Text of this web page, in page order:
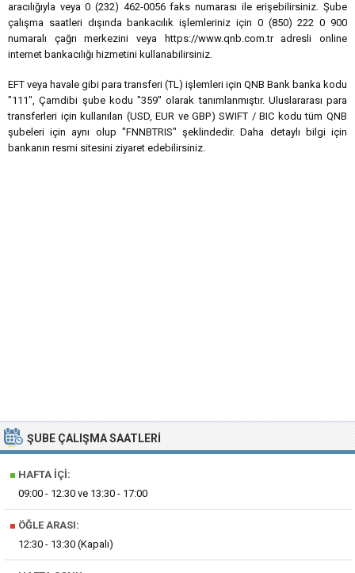
aracılığıyla veya 0 (232) 462-0056 faks numarası ile erişebilirsiniz. Şube
çalışma saatleri dışında bankacılık işlemleriniz için 0 (850) 222 0 900
numaralı çağrı merkezini veya https://www.qnb.com.tr adresli online
internet bankacılığı hizmetini kullanabilirsiniz.
EFT veya havale gibi para transferi (TL) işlemleri için QNB Bank banka kodu
"111", Çamdibi şube kodu "359" olarak tanımlanmıştır. Uluslararası para
transferleri için kullanılan (USD, EUR ve GBP) SWIFT / BIC kodu tüm QNB
şubeleri için aynı olup "FNNBTRIS" şeklindedir. Daha detaylı bilgi için
bankanın resmi sitesini ziyaret edebilirsiniz.
ŞUBE ÇALIŞMA SAATLERI
■ HAFTA İÇI:
09:00 - 12:30 ve 13:30 - 17:00
■ ÖĞLE ARASI:
12:30 - 13:30 (Kapalı)